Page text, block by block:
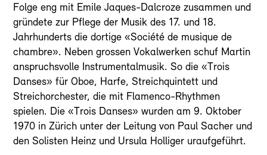
Folge eng mit Emile Jaques-Dalcroze zusammen und
gründete zur Pflege der Musik des 17. und 18.
Jahrhunderts die dortige «Société de musique de
chambre». Neben grossen Vokalwerken schuf Martin
anspruchsvolle Instrumentalmusik. So die «Trois
Danses» für Oboe, Harfe, Streichquintett und
Streichorchester, die mit Flamenco-Rhythmen
spielen. Die «Trois Danses» wurden am 9. Oktober
1970 in Zürich unter der Leitung von Paul Sacher und
den Solisten Heinz und Ursula Holliger uraufgeführt.